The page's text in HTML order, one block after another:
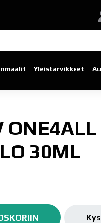
Yleistarvikkeet
ONE4ALL
30ML